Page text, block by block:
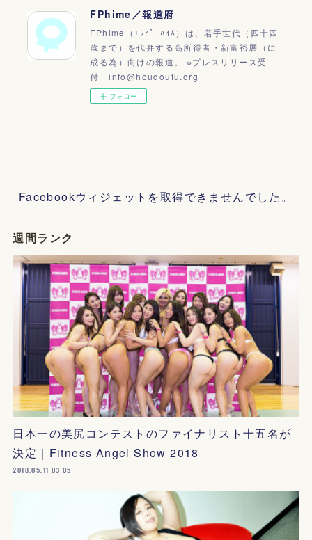
FPhime／報道府
FPhime（ｴﾌﾋﾟｰﾊｲﾑ）は、若手世代（四十四
歳まで）を代弁する高所得者・新富裕層（に
成る為）向けの報道。 ※プレスリリース受
付 info@houdoufu.org
フォロー
Facebookウィジェットを取得できませんでした。
週間ランク
日本一の美尻コンテストのファイナリスト十五名が
決定｜Fitness Angel Show 2018
2018.05.11 03:05